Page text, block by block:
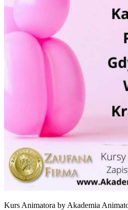
Kurs Animatora by Akademia